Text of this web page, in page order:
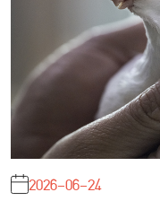
2026-06-24